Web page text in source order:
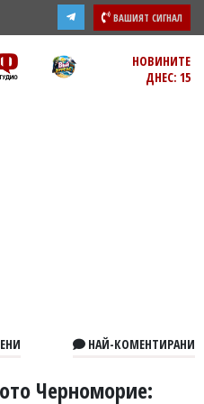
ВАШИЯТ СИГНАЛ
НОВИНИТЕ
ДНЕС: 15
НАЙ-КОМЕНТИРАНИ
Черноморие: